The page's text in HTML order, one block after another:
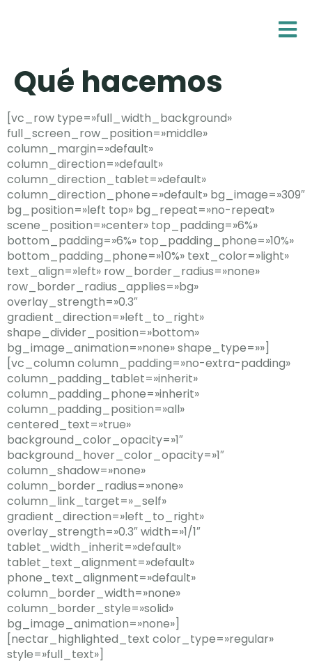
Qué hacemos
[vc_row type=»full_width_background»
full_screen_row_position=»middle»
column_margin=»default»
column_direction=»default»
column_direction_tablet=»default»
column_direction_phone=»default» bg_image=»309″
bg_position=»left top» bg_repeat=»no-repeat»
scene_position=»center» top_padding=»6%»
bottom_padding=»6%» top_padding_phone=»10%»
bottom_padding_phone=»10%» text_color=»light»
text_align=»left» row_border_radius=»none»
row_border_radius_applies=»bg»
overlay_strength=»0.3″
gradient_direction=»left_to_right»
shape_divider_position=»bottom»
bg_image_animation=»none» shape_type=»»]
[vc_column column_padding=»no-extra-padding»
column_padding_tablet=»inherit»
column_padding_phone=»inherit»
column_padding_position=»all»
centered_text=»true»
background_color_opacity=»1″
background_hover_color_opacity=»1″
column_shadow=»none»
column_border_radius=»none»
column_link_target=»_self»
gradient_direction=»left_to_right»
overlay_strength=»0.3″ width=»1/1″
tablet_width_inherit=»default»
tablet_text_alignment=»default»
phone_text_alignment=»default»
column_border_width=»none»
column_border_style=»solid»
bg_image_animation=»none»]
[nectar_highlighted_text color_type=»regular»
style=»full_text»]